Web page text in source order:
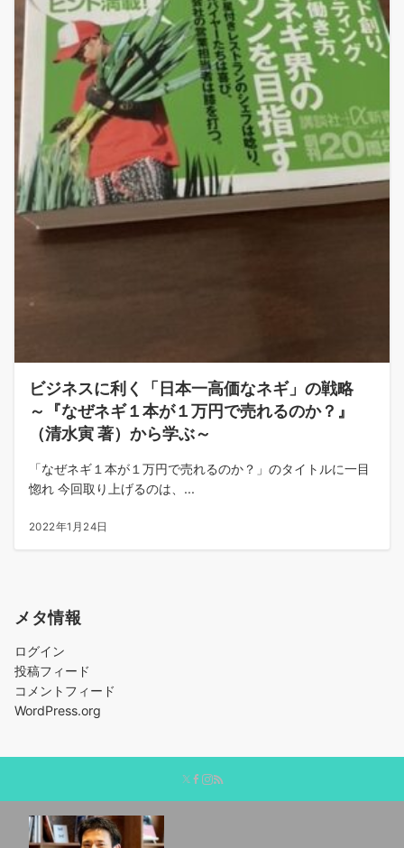
ビジネスに利く「日本一高価なネギ」の戦略
～『なぜネギ１本が１万円で売れるのか？』
（清水寅 著）から学ぶ～
「なぜネギ１本が１万円で売れるのか？」のタイトルに一目
惚れ 今回取り上げるのは、...
2022年1月24日
メタ情報
ログイン
投稿フィード
コメントフィード
WordPress.org